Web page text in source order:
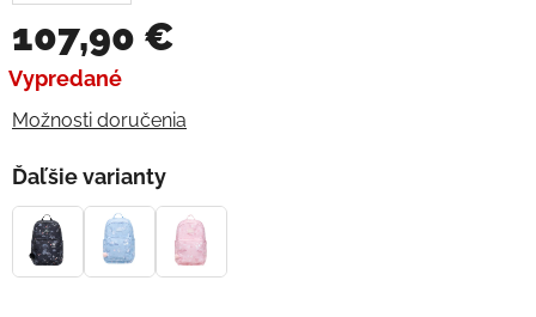
107,90 €
Jednotková cena:
Vypredané
Možnosti doručenia
Ďaľšie varianty